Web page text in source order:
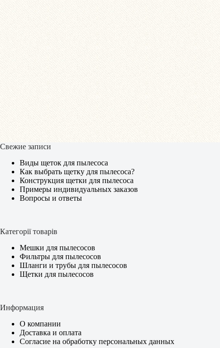
Свежие записи
Виды щеток для пылесоса
Как выбрать щетку для пылесоса?
Конструкция щетки для пылесоса
Примеры индивидуальных заказов
Вопросы и ответы
Категорії товарів
Мешки для пылесосов
Фильтры для пылесосов
Шланги и трубы для пылесосов
Щетки для пылесосов
Информация
О компании
Доставка и оплата
Согласие на обработку персональных данных